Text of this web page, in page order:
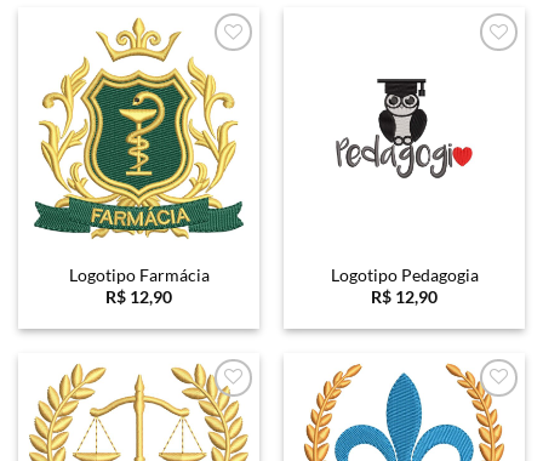
Favoritar
Logotipo Farmácia
R$ 12,90
Logotipo Pedagogia
R$ 12,90
Favoritar Favoritar